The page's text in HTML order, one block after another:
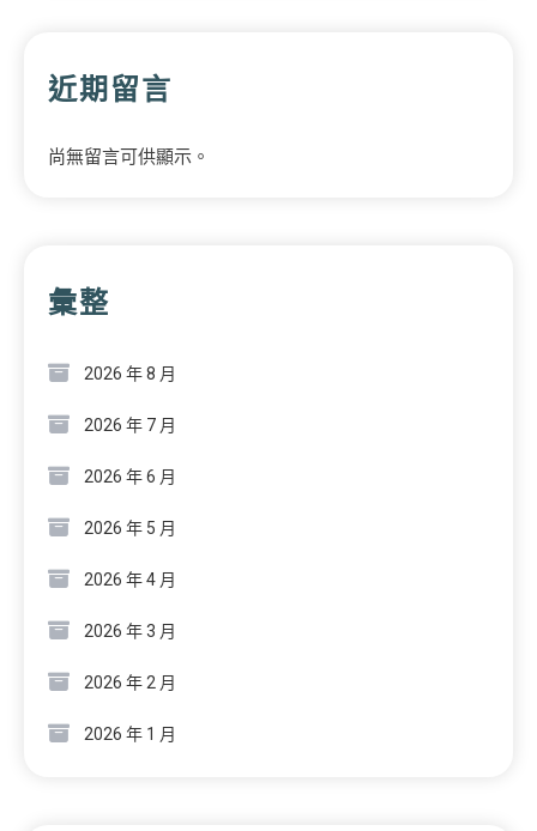
近期留言
尚無留言可供顯示。
彙整
2026 年 8 月
2026 年 7 月
2026 年 6 月
2026 年 5 月
2026 年 4 月
2026 年 3 月
2026 年 2 月
2026 年 1 月